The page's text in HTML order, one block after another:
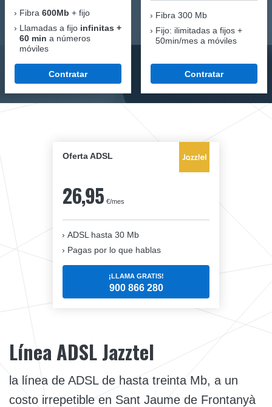
Fibra 600Mb + fijo
Llamadas a fijo infinitas +
60 min a números
móviles
Contratar
Fibra 300 Mb
Fijo: ilimitadas a fijos +
50min/mes a móviles
Contratar
Oferta ADSL
26,95 €/mes
ADSL hasta 30 Mb
Pagas por lo que hablas
¡LLAMA GRATIS!
900 866 280
Línea ADSL Jazztel
la línea de ADSL de hasta treinta Mb, a un
costo irrepetible en Sant Jaume de Frontanyà